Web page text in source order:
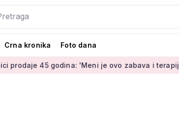
Crna kronika Foto dana
'Meni je ovo zabava i terapija'